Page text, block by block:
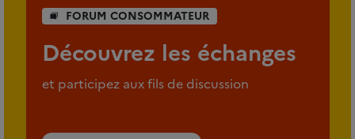
FORUM CONSOMMATEUR
Découvrez les échanges
et participez aux fils de discussion